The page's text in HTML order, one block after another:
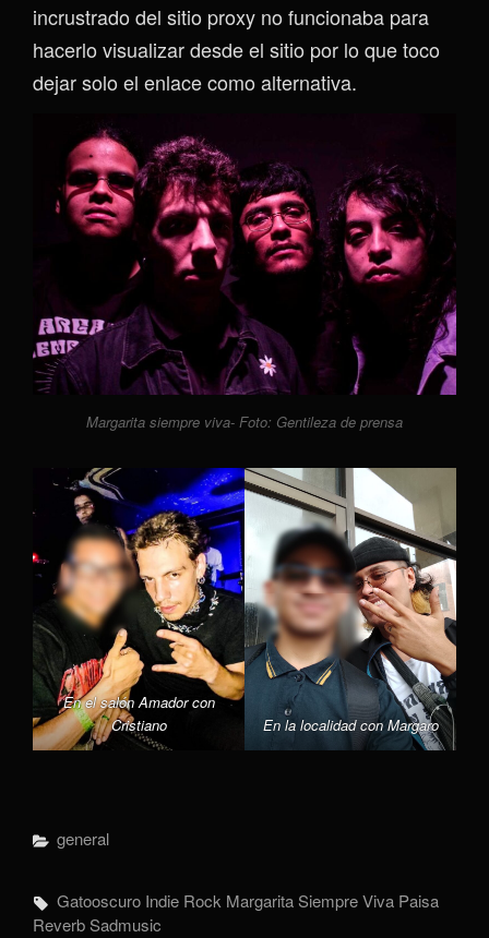
incrustrado del sitio proxy no funcionaba para
hacerlo visualizar desde el sitio por lo que toco
dejar solo el enlace como alternativa.
Margarita siempre viva- Foto: Gentileza de prensa
En el salón Amador con
Cristiano
En la localidad con Margaro
Categorías
General
Etiquetas,
Gatooscuro Indie Rock Margarita Siempre Viva Paisa
ReverbSadmusic